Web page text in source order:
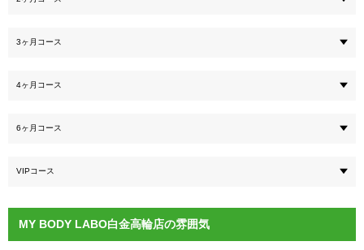
3ヶ月コース
4ヶ月コース
6ヶ月コース
VIPコース
MY BODY LABO白金高輪店の雰囲気